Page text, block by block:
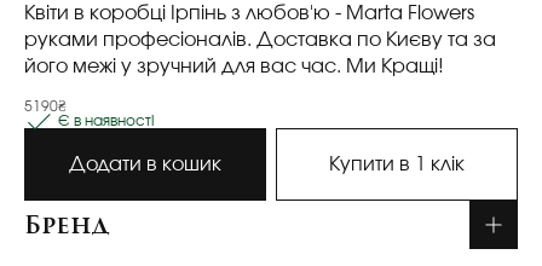
Квіти в коробці Ірпінь з любов'ю - Marta Flowers
руками професіоналів. Доставка по Києву та за
його межі у зручний для вас час. Ми Кращі!
5190₴
Є в наявності
Додати в кошик Купити в 1 клік
Бренд